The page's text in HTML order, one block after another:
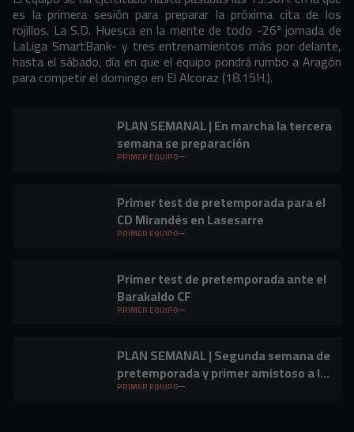
es la primera sesión para preparar la próxima cita de los
rojillos. La S.D. Huesca en la mente de todo -26ª jornada de
LaLiga SmartBank- y tres entrenamientos más por delante,
hasta el sábado, día en que el equipo pondrá rumbo a Aragón
para competir el domingo en El Alcoraz (18.15H.).
PLAN SEMANAL | En marcha la tercera
semana se preparación
PRIMER EQUIPO
Primer test de pretemporada para el
CD Mirandés en Lasesarre
PRIMER EQUIPO
Primer test de pretemporada ante el
Barakaldo CF
PRIMER EQUIPO
PLAN SEMANAL | Segunda semana de
pretemporada y primer amistoso a la
vista
PRIMER EQUIPO